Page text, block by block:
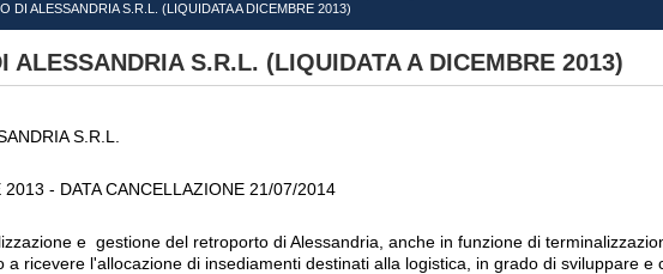
DI ALESSANDRIA S.R.L. (LIQUIDATA A DICEMBRE 2013)
ALESSANDRIA S.R.L. (LIQUIDATA A DICEMBRE 2013)
S.R.L.
2013 - DATA CANCELLAZIONE 21/07/2014
e gestione del retroporto di Alessandria, anche in funzione di
a ricevere l'allocazione di insediamenti destinati alla logistica, in grado di sviluppare e